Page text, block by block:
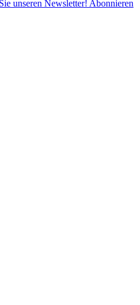
unseren Newsletter! Abonnieren